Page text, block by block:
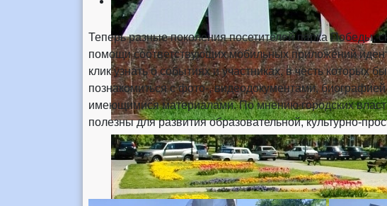
Теперь разные поколения посетителей парка Победы,
помощи соответствующих мобильных приложений
клик узнать о событиях и участниках, в честь которых
познакомиться с фото-, видеодокументами,
имеющимися материалами. По мнению городских
полезны для развития образовательной, культурно-